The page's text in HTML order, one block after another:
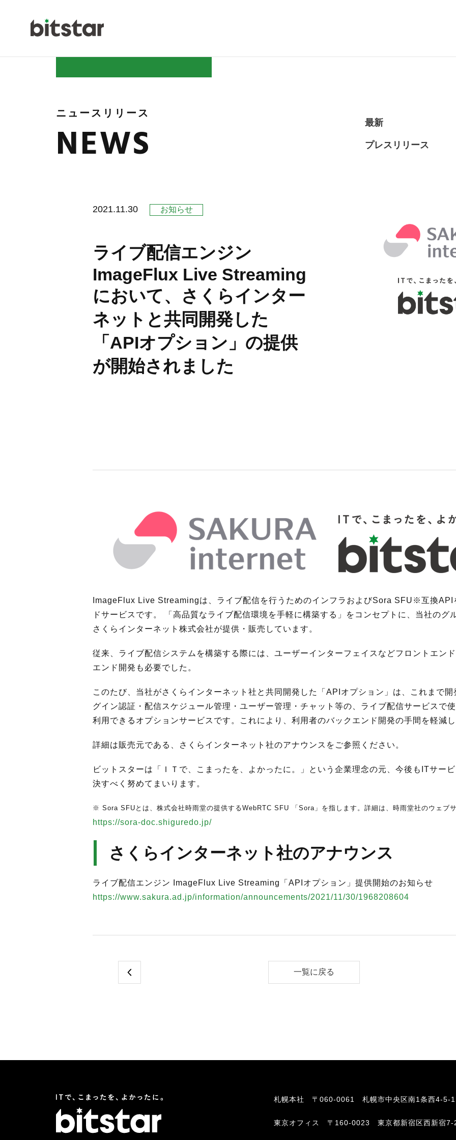
NEWS
BUSINESS
WORKS
ACTION
サイトマップ
情報セキュリティ
ニュースリリース
NEWS 最新
プレスリリース
2021.11.30 お知らせ
ライブ配信エンジン
ImageFlux Live Streaming
において、さくらインター
ネットと共同開発した
「APIオプション」の提供
が開始されました
ImageFlux Live Streamingは、ライブ配信を行うためのインフラおよびSora SFU※互換API
ドサービスです。 「高品質なライブ配信環境を手軽に構築する」をコンセプトに、当社のグ
さくらインターネット株式会社が提供・販売しています。
従来、ライブ配信システムを構築する際には、ユーザーインターフェイスなどフロントエン
エンド開発も必要でした。
このたび、当社がさくらインターネット社と共同開発した「APIオプション」は、これまで
グイン認証・配信スケジュール管理・ユーザー管理・チャット等の、ライブ配信サービスで
利用できるオプションサービスです。これにより、利用者のバックエンド開発の手間を軽減
詳細は販売元である、さくらインターネット社のアナウンスをご参照ください。
ビットスターは「ＩＴで、こまったを、よかったに。」という企業理念の元、今後もITサー
決すべく努めてまいります。
※ Sora SFUとは、株式会社時雨堂の提供するWebRTC SFU 「Sora」を指します。詳細は、時雨堂社のウェブ
https://sora-doc.shiguredo.jp/
さくらインターネット社のアナウンス
ライブ配信エンジン ImageFlux Live Streaming「APIオプション」提供開始のお知らせ
https://www.sakura.ad.jp/information/announcements/2021/11/30/1968208604
一覧に戻る
札幌本社 〒060-0061 札幌市中央区南1条西4-5-1
東京オフィス 〒160-0023 東京都新宿区西新宿7-